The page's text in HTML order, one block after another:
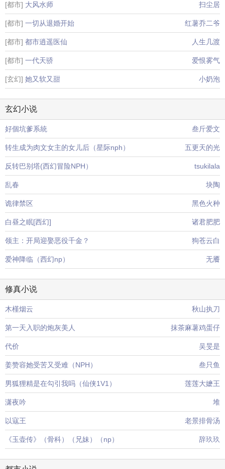
[都市] 大风水师 扫尘居
[都市] 一切从退婚开始 红薯乔二爷
[都市] 都市逍遥医仙 人生几渡
[都市] 一代天骄 爱恨雾气
[玄幻] 她又软又甜 小奶泡
玄幻小说
好個坑爹系統 叁斤爱文
转生成为肉文女主的女儿后（星际nph） 五更天的光
反转巴别塔(西幻冒险NPH） tsukilala
乱春 块陶
诡律禁区 黑色火种
白昼之眠[西幻] 诸君肥肥
领主：开局迎娶恶役千金？ 狗苍云白
爱神降临（西幻np） 无餍
修真小说
木槿烟云 秋山执刀
第一天入职的炮灰美人 抹茶麻薯鸡蛋仔
代价 吴旻是
姜赞容她受苦又受难（NPH） 叁只鱼
男狐狸精是在勾引我吗（仙侠1V1） 莲莲大嬷王
潇夜吟 堆
以寇王 老景排骨汤
《玉壶传》（骨科）（兄妹）（np） 辞玖玖